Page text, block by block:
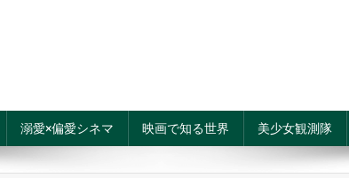
溺愛×偏愛シネマ 映画で知る世界 美少女観測隊